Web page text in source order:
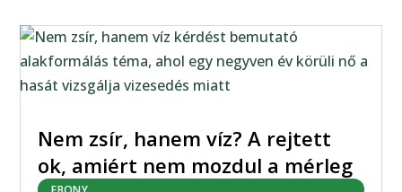
Nem zsír, hanem víz? A rejtett
ok, amiért nem mozdul a mérleg